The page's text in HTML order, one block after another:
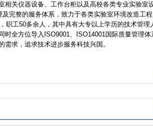
关仪器设备、工作台柜以及高校各类专业实验室
完整的服务体系，致力于各类实验室环境改造工
职工50多余人，其中具有大专以上学历的技术管理
全方位导入ISO9001、ISO14001国际质量管理
求，追求技术进步服务科技兴国。